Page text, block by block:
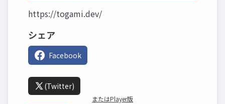
https://togami.dev/
シェア
Facebook
(Twitter)
またはPlayer版